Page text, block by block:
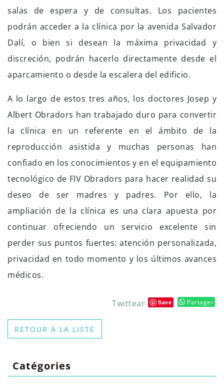
Catégories
salas de espera y de consultas. Los pacientes
podrán acceder a la clínica por la avenida Salvador
Dalí, o bien si desean la máxima privacidad y
discreción, podrán hacerlo directamente desde el
aparcamiento o desde la escalera del edificio.
A lo largo de estos tres años, los doctores Josep y
Albert Obradors han trabajado duro para convertir
la clínica en un referente en el ámbito de la
reproducción asistida y muchas personas han
confiado en los conocimientos y en el equipamiento
tecnológico de FIV Obradors para hacer realidad su
deseo de ser madres y padres. Por ello, la
ampliación de la clínica es una clara apuesta por
continuar ofreciendo un servicio excelente sin
perder sus puntos fuertes: atención personalizada,
privacidad en todo momento y los últimos avances
médicos.
Twittear Save Partager
RETOUR À LA LISTE